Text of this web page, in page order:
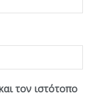
τον ιστότοπο